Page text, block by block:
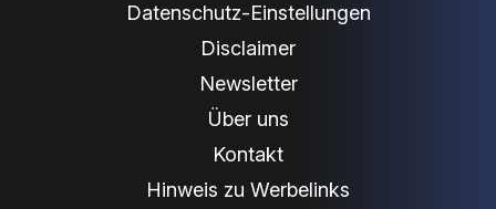
Datenschutz-Einstellungen
Disclaimer
Newsletter
Über uns
Kontakt
Hinweis zu Werbelinks